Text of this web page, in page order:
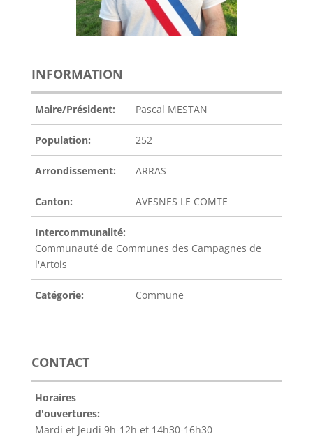
INFORMATION
Maire/Président: Pascal MESTAN
Population: 252
Arrondissement: ARRAS
Canton: AVESNES LE COMTE
Intercommunalité:
Communauté de Communes des Campagnes de
l'Artois
Catégorie: Commune
CONTACT
Horaires
d'ouvertures:
Mardi et Jeudi 9h-12h et 14h30-16h30